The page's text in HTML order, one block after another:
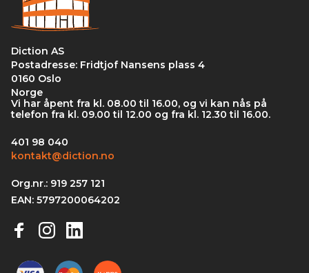
Diction AS
Postadresse: Fridtjof Nansens plass 4
0160 Oslo
Norge
Vi har åpent fra kl. 08.00 til 16.00, og vi kan nås på
telefon fra kl. 09.00 til 12.00 og fra kl. 12.30 til 16.00.
401 98 040
kontakt@diction.no
Org.nr.: 919 257 121
EAN: 5797200064202